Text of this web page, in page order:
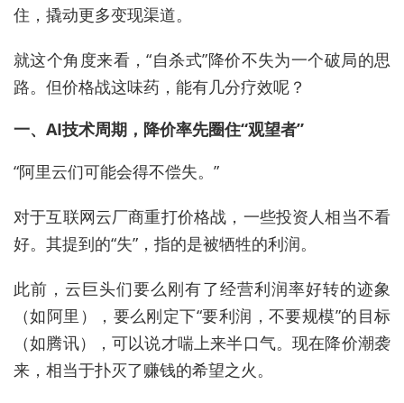
住，撬动更多变现渠道。
就这个角度来看，“自杀式”降价不失为一个破局的思
路。但价格战这味药，能有几分疗效呢？
一、AI技术周期，降价率先圈住“观望者”
“阿里云们可能会得不偿失。”
对于互联网云厂商重打价格战，一些投资人相当不看
好。其提到的“失”，指的是被牺牲的利润。
此前，云巨头们要么刚有了经营利润率好转的迹象
（如阿里），要么刚定下“要利润，不要规模”的目标
（如腾讯），可以说才喘上来半口气。现在降价潮袭
来，相当于扑灭了赚钱的希望之火。